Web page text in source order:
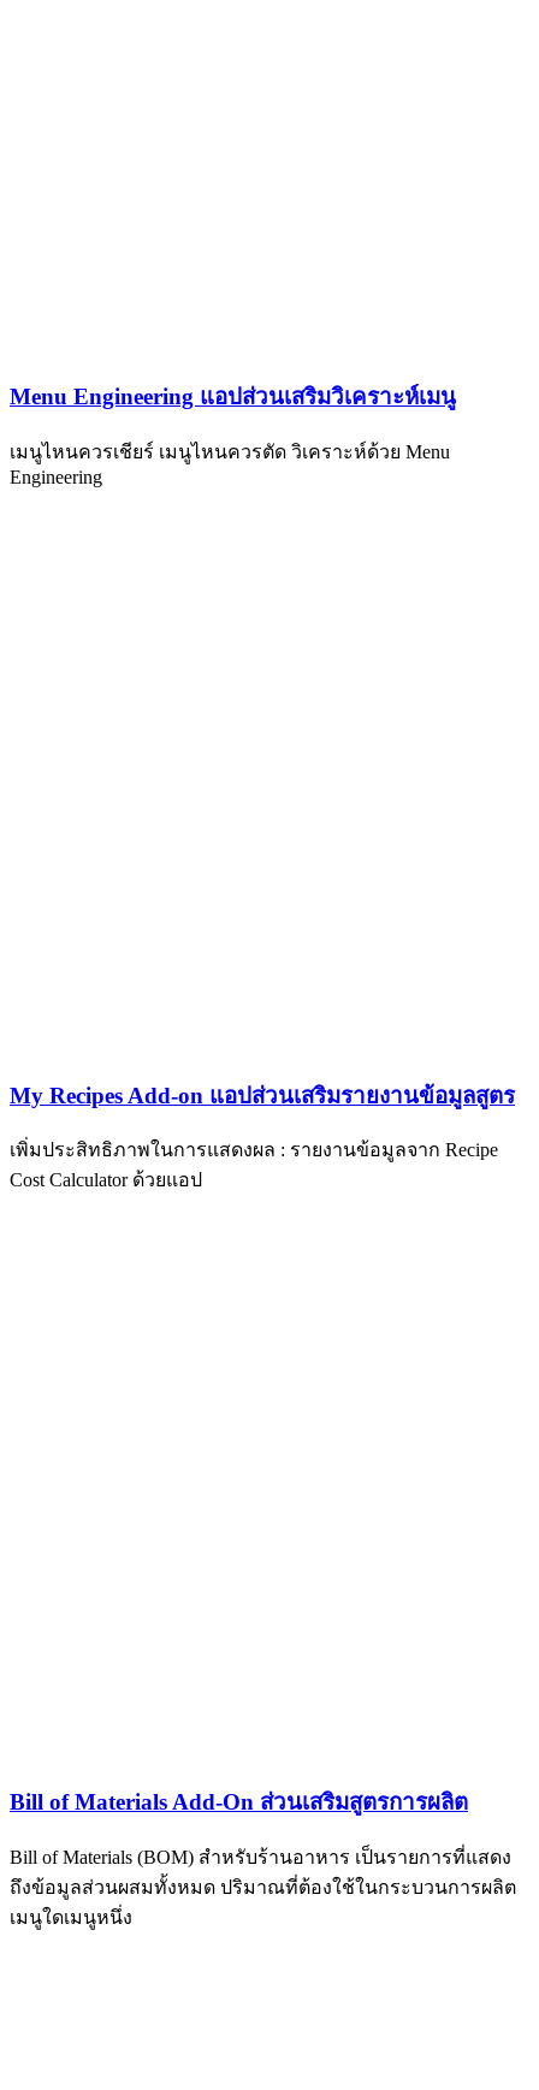
Menu Engineering แอปส่วนเสริมวิเคราะห์เมนู
เมนูไหนควรเชียร์ เมนูไหนควรตัด วิเคราะห์ด้วย Menu
Engineering
My Recipes Add-on แอปส่วนเสริมรายงานข้อมูลสูตร
เพิ่มประสิทธิภาพในการแสดงผล : รายงานข้อมูลจาก Recipe
Cost Calculator ด้วยแอป
Bill of Materials Add-On ส่วนเสริมสูตรการผลิต
Bill of Materials (BOM) สำหรับร้านอาหาร เป็นรายการที่แสดง
ถึงข้อมูลส่วนผสมทั้งหมด ปริมาณที่ต้องใช้ในกระบวนการผลิต
เมนูใดเมนูหนึ่ง